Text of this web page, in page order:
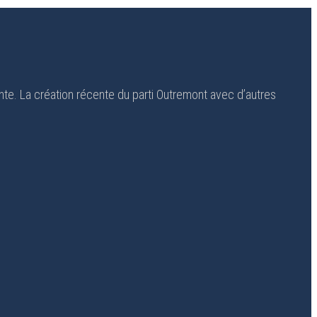
La création récente du parti Outremont avec d’autres